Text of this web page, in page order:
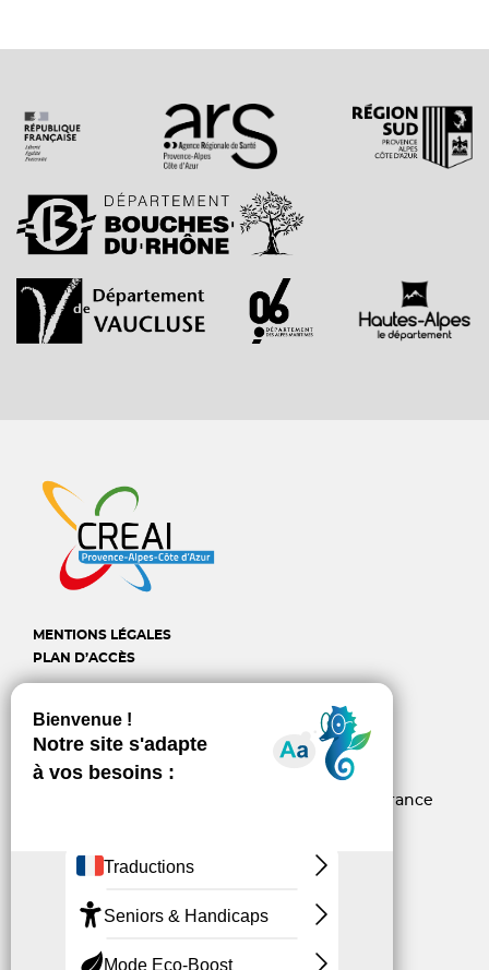
MENTIONS LÉGALES
PLAN D’ACCÈS
CREAI Provence-Alpes-
Côte d'Azur
6, rue d’Arcole - 13006 Marseille - France
Linkedin